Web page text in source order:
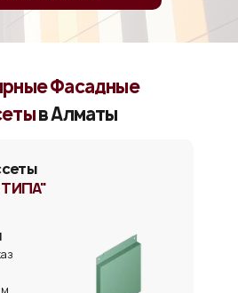
Фасадные
в Алматы